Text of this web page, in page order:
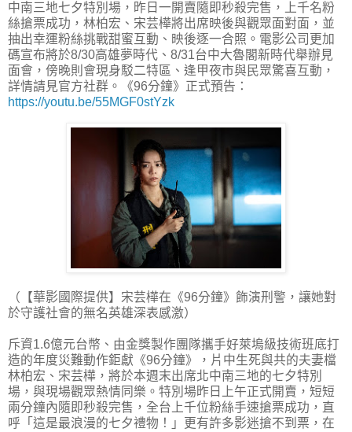
中南三地七夕特別場，昨日一開賣隨即秒殺完售，上千名粉
絲搶票成功，林柏宏、宋芸樺將出席映後與觀眾面對面，並
抽出幸運粉絲挑戰甜蜜互動、映後逐一合照。電影公司更加
碼宣布將於8/30高雄夢時代、8/31台中大魯閣新時代舉辦見
面會，傍晚則會現身駁二特區、逢甲夜市與民眾驚喜互動，
詳情請見官方社群。《96分鐘》正式預告：
https://youtu.be/55MGF0stYzk
（【華影國際提供】宋芸樺在《96分鐘》飾演刑警，讓她對
於守護社會的無名英雄深表感激）
斥資1.6億元台幣、由金獎製作團隊攜手好萊塢級技術班底打
造的年度災難動作鉅獻《96分鐘》，片中生死與共的夫妻檔
林柏宏、宋芸樺，將於本週末出席北中南三地的七夕特別
場，與現場觀眾熱情同樂。特別場昨日上午正式開賣，短短
兩分鐘內隨即秒殺完售，全台上千位粉絲手速搶票成功，直
呼「這是最浪漫的七夕禮物！」更有許多影迷搶不到票，在